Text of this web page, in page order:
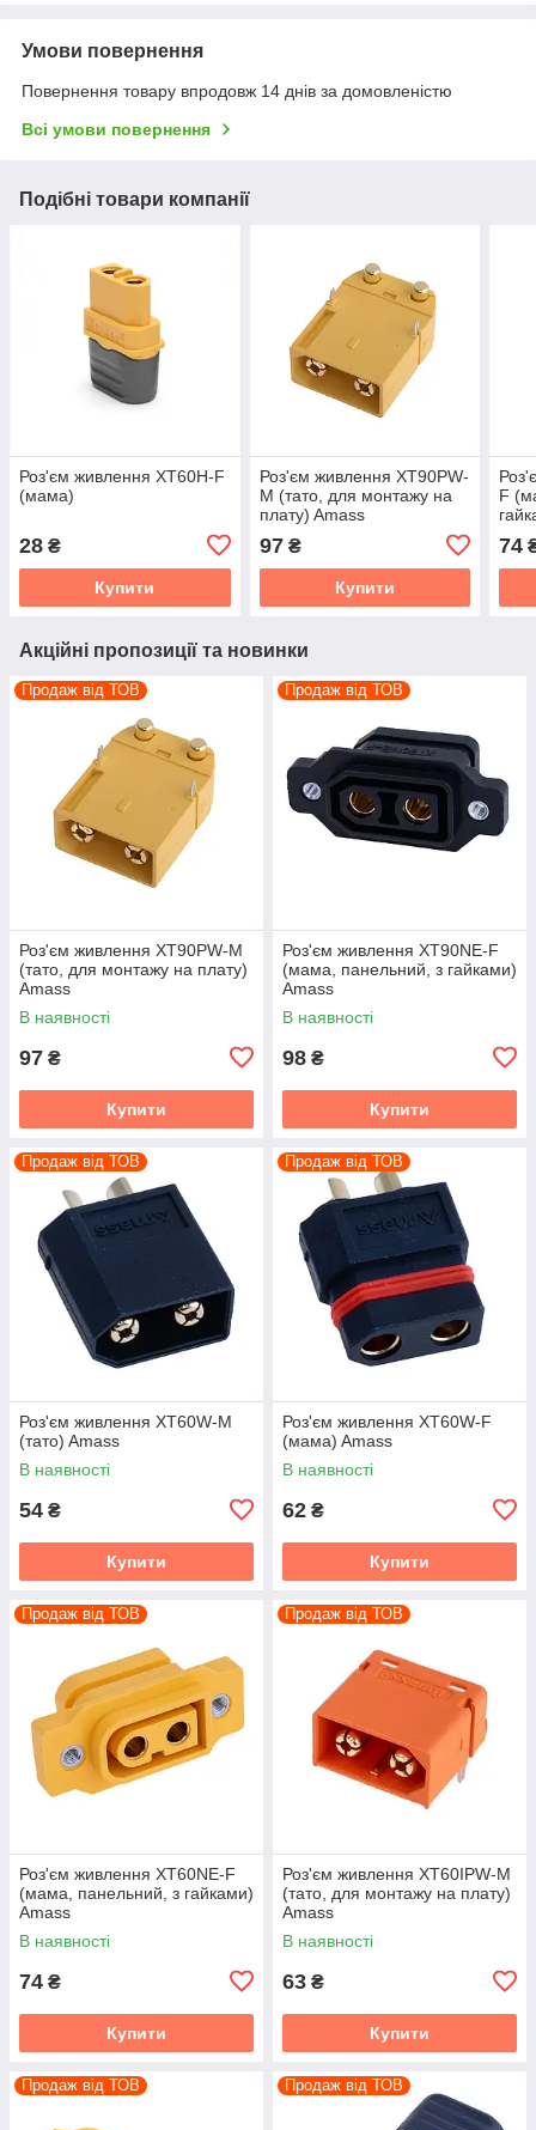
Умови повернення
Повернення товару впродовж 14 днів за домовленістю
Всі умови повернення
Подібні товари компанії
Роз'єм живлення XT60H-F
(мама)
28 ₴
Купити
Роз'єм живлення XT90PW-
M (тато, для монтажу на
плату) Amass
97₴
Купити
F
74
Акційні пропозиції та новинки
Продаж від ТОВ
Роз'єм живлення XT90PW-M
(тато, для монтажу на плату)
Amass
В наявності
97 ₴
Купити
Продаж від ТОВ
Роз'єм живлення XT90NE-F
(мама, панельний, з гайками)
Amass
В наявності
98 ₴
Купити
Продаж від ТОВ
Роз'єм живлення XT60W-M
(тато) Amass
В наявності
54 ₴
Купити
Продаж від ТОВ
Роз'єм живлення XT60W-F
(мама) Amass
В наявності
62 ₴
Купити
Продаж від ТОВ
Роз'єм живлення XT60NE-F
(мама, панельний, з гайками)
Amass
В наявності
74 ₴
Купити
Продаж від ТОВ
Роз'єм живлення XT60IPW-M
(тато, для монтажу на плату)
Amass
В наявності
63 ₴
Купити
Продаж від ТОВ Продаж від ТОВ